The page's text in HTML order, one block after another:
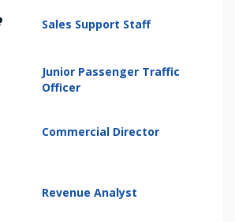
Sales Support Staff
Junior Passenger Traffic
Officer
Commercial Director
Revenue Analyst